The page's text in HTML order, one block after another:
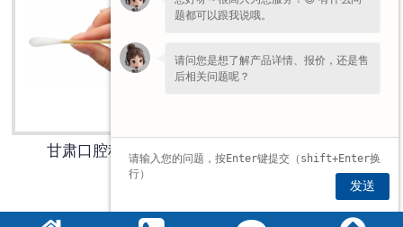
甘肃口腔科棉签
题都可以跟我说哦。
请问您是想了解产品详情、报价，还是售
后相关问题呢？
发送